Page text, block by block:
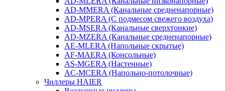
AD-MMERA (Канальные средненапорные)
AD-MPERA (С подмесом свежего воздуха)
AD-MSERA (Канальные сверхтонкие)
AD-MZERA (Канальные средненапорные)
AE-MLERA (Напольные скрытые)
AF-MAERA (Консольные)
AS-MGERA (Настенные)
AС-MСERA (Напольно-потолочные)
Чиллеры HAIER